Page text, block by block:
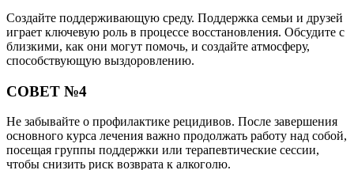
Создайте поддерживающую среду. Поддержка семьи и друзей
играет ключевую роль в процессе восстановления. Обсудите с
близкими, как они могут помочь, и создайте атмосферу,
способствующую выздоровлению.
СОВЕТ №4
Не забывайте о профилактике рецидивов. После завершения
основного курса лечения важно продолжать работу над собой,
посещая группы поддержки или терапевтические сессии,
чтобы снизить риск возврата к алкоголю.